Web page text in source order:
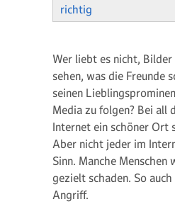
richtig
Wer liebt es nicht,
sehen, was die Freunde
seinen
Media zu folgen? Bei all
Internet ein schöner Ort
Aber nicht jeder im
Sinn. Manche Menschen
gezielt schaden. So
Angriff.